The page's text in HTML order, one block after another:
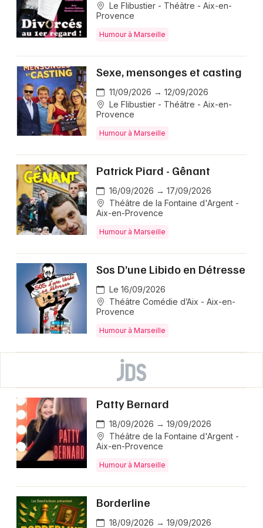
Le Flibustier - Théâtre - Aix-en-
Provence
Humour à Marseille
Sexe, mensonges et casting
11/09/2026 → 12/09/2026
Le Flibustier - Théâtre - Aix-en-
Provence
Humour à Marseille
Patrick Piard - Gênant
16/09/2026 → 17/09/2026
Théâtre de la Fontaine d'Argent -
Aix-en-Provence
Humour à Marseille
Sos D’une Libido en Détresse
Le 16/09/2026
Théâtre Comédie d’Aix - Aix-en-
Provence
Humour à Marseille
Patty Bernard
18/09/2026 → 19/09/2026
Théâtre de la Fontaine d'Argent -
Aix-en-Provence
Humour à Marseille
Borderline
18/09/2026 → 19/09/2026